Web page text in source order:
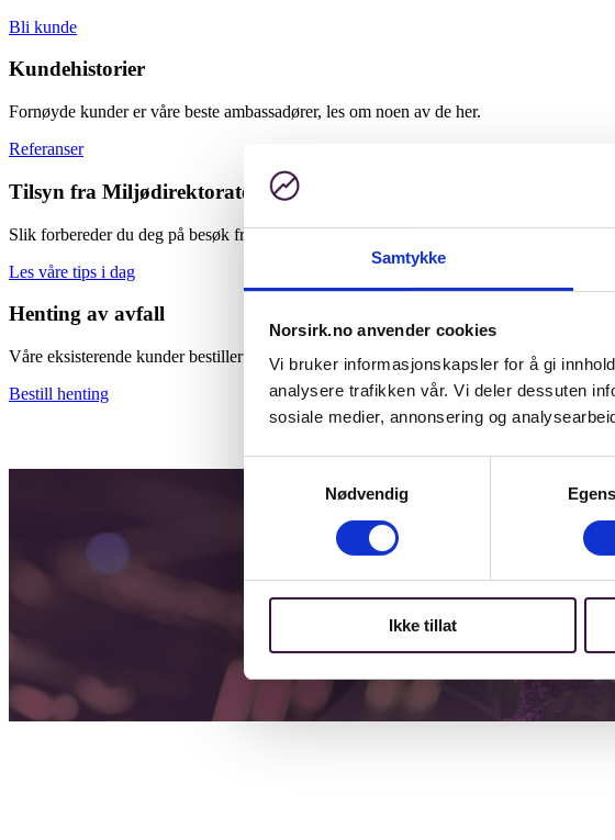
Samtykke
Norsirk.no anvender cookies
Vi bruker informasjonskapsler for å gi
analysere trafikken vår. Vi deler dessuten
sosiale medier, annonsering og
Samtykkevalg
Nødvendig
Ikke tillat
Bli kunde
Kundehistorier
Fornøyde kunder er våre beste ambassadører, les om noen av de her.
Referanser
Tilsyn fra Miljødirektoratet
Slik forbereder du deg på besøk fra inspektørene i Miljødirektoratet.
Les våre tips i dag
Henting av avfall
Våre eksisterende kunder bestiller henting direkte hos transportør, nye kunder kan fylle
Bestill henting